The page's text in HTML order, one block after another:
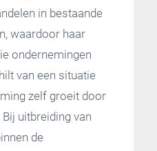
in bestaande
waardoor haar
ondernemingen
van een situatie
zelf groeit door
uitbreiding van
de